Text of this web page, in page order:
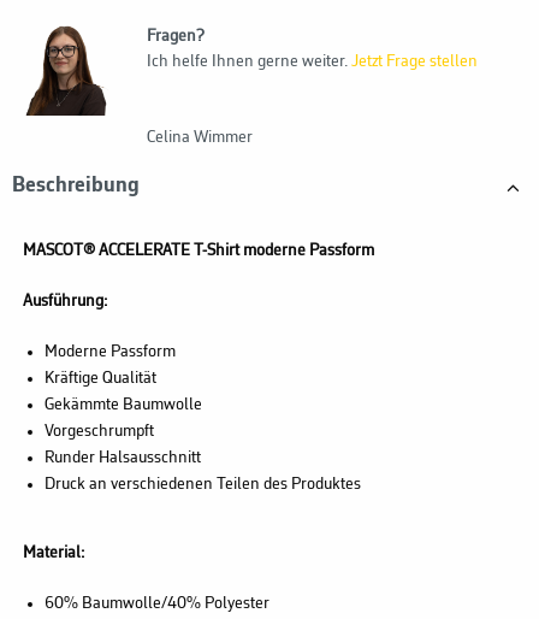
Fragen?
Ich helfe Ihnen gerne weiter. Jetzt Frage stellen
Celina Wimmer
Beschreibung
MASCOT® ACCELERATE T-Shirt moderne Passform
Ausführung:
Moderne Passform
Kräftige Qualität
Gekämmte Baumwolle
Vorgeschrumpft
Runder Halsausschnitt
Druck an verschiedenen Teilen des Produktes
Material:
60% Baumwolle/40% Polyester